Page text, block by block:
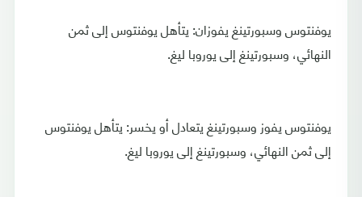
يوفنتوس وسبورتينغ يفوزان: يتأهل يوفنتوس إلى ثمن
النهائي، وسبورتينغ إلى يوروبا ليغ.
يوفنتوس يفوز وسبورتينغ يتعادل أو يخسر: يتأهل يوفنتوس
إلى ثمن النهائي، وسبورتينغ إلى يوروبا ليغ.